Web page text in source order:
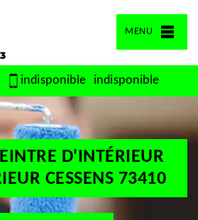
MENU
indisponible indisponible
D'INTÉRIEUR
CESSENS 73410